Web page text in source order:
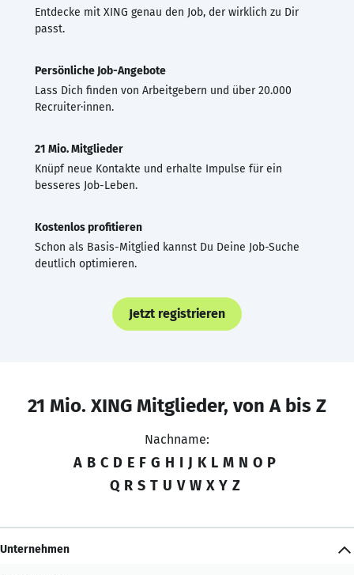
Entdecke mit XING genau den Job, der wirklich zu Dir
passt.
Persönliche Job-Angebote
Lass Dich finden von Arbeitgebern und über 20.000
Recruiter·innen.
21 Mio. Mitglieder
Knüpf neue Kontakte und erhalte Impulse für ein
besseres Job-Leben.
Kostenlos profitieren
Schon als Basis-Mitglied kannst Du Deine Job-Suche
deutlich optimieren.
Jetzt registrieren
21 Mio. XING Mitglieder, von A bis Z
Nachname:
A B C D E F G H I J K L M N O P
Q R S T U V W X Y Z
Unternehmen